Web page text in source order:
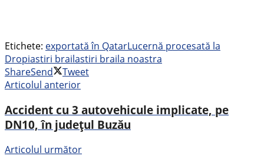
Etichete: exportată în QatarLucernă procesată la
Dropiastiri brailastiri braila noastra
ShareSend
Tweet
Articolul anterior
Accident cu 3 autovehicule implicate, pe
DN10, în județul Buzău
Articolul următor